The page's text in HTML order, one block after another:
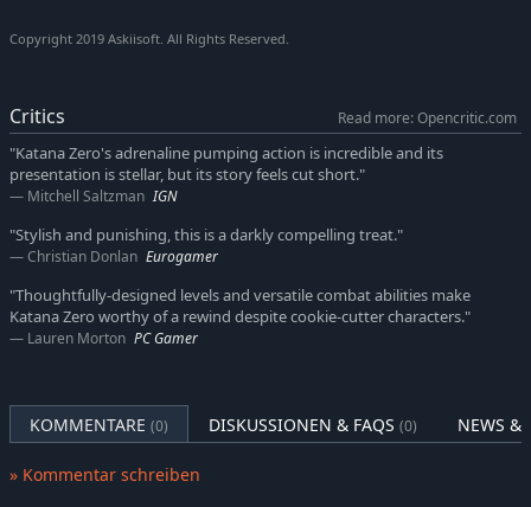
Copyright 2019 Askiisoft. All Rights Reserved.
Critics
Read more: Opencritic.com
"Katana Zero's adrenaline pumping action is incredible and its
presentation is stellar, but its story feels cut short."
Mitchell Saltzman IGN
"Stylish and punishing, this is a darkly compelling treat."
Christian Donlan Eurogamer
"Thoughtfully-designed levels and versatile combat abilities make
Katana Zero worthy of a rewind despite cookie-cutter characters."
Lauren Morton PC Gamer
KOMMENTARE (0) DISKUSSIONEN & FAQS (0) NEWS &
» Kommentar schreiben